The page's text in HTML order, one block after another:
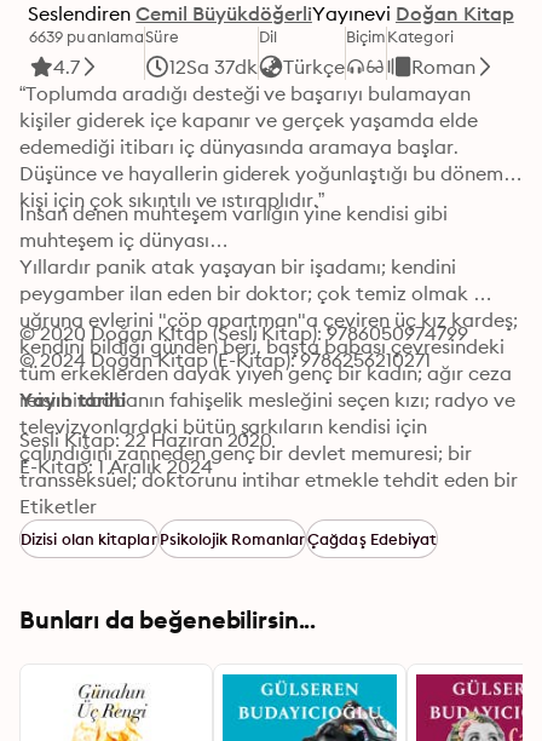
Seslendiren Cemil BüyükdöğerliYayınevi Doğan Kitap
6639 puanlama
4.7
Süre
12Sa 37dk
Dil
Türkçe
BiçimKategori
Roman
“Toplumda aradığı desteği ve başarıyı bulamayan
kişiler giderek içe kapanır ve gerçek yaşamda elde
edemediği itibarı iç dünyasında aramaya başlar.
Düşünce ve hayallerin giderek yoğunlaştığı bu dönem,
kişi için çok sıkıntılı ve ıstıraplıdır.”
İnsan denen muhteşem varlığın yine kendisi gibi
muhteşem iç dünyası…
Yıllardır panik atak yaşayan bir işadamı; kendini
peygamber ilan eden bir doktor; çok temiz olmak
uğruna evlerini "çöp apartman"a çeviren üç kız kardeş;
kendini bildiği günden beri, başta babası çevresindeki
tüm erkeklerden dayak yiyen genç bir kadın; ağır ceza
reisi bir babanın fahişelik mesleğini seçen kızı; radyo ve
televizyonlardaki bütün şarkıların kendisi için
çalındığını zanneden genç bir devlet memuresi; bir
transseksüel; doktorunu intihar etmekle tehdit eden bir
öğrenci; ölümcül bir hastalığa yakalanmış genç
bankacı...
Başta aşk ve ölüm olmak üzere insanlık hallerinin yer
bir ruh doktorunun duyguları, düşünceleri,
yapabildikleri ve yapamadıklarıyla şaşırtıyor ve
kendisiyle yüzleşmesini sağlıyor.
© 2020 Doğan Kitap (Sesli Kitap): 9786050974799
© 2024 Doğan Kitap (E-Kitap): 9786256210271
Yayın tarihi
Sesli Kitap: 22 Haziran 2020
E-Kitap: 1 Aralık 2024
Etiketler
Dizisi olan kitaplarPsikolojik RomanlarÇağdaş Edebiyat
Bunları da beğenebilirsin...